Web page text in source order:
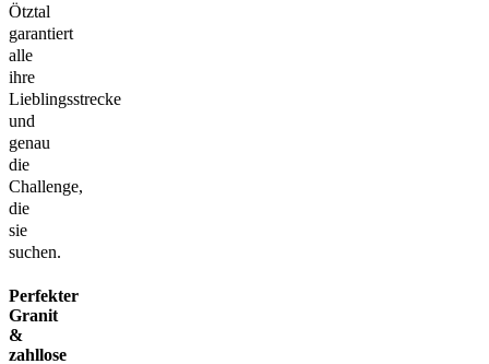
Ötztal
garantiert
alle
ihre
Lieblingsstrecke
und
genau
die
Challenge,
die
sie
suchen.
Perfekter
Granit
&
zahllose